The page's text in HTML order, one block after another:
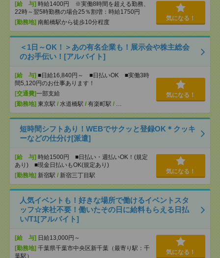
[給 与] 時給1400円 ※実働8時間を超える勤務、
22時～翌5時勤務の場合25％割増：時給1750円
[勤務地] 南船橋駅から徒歩10分程度
気になる！
＜1日～OK！＞あの有名企業も！展示会や株主総会
のお手伝い！[アルバイト]
[給 与] ■日給16,840円～ ■日払いOK ■実働3時
間5,120円のお仕事あります！
[交通費]一部支給
[勤務地] 東京駅 / 水道橋駅 / 有楽町駅 / …
気になる！
短時間シフトあり！WEBでサクッと登録OK＊クッキ
ーなどの仕分け[派遣]
[給 与] 時給1500円 ■日払い・週払いOK！(規定
あり) ■現金日払いもOK(規定あり)
[勤務地] 新宿駅 / 新宿三丁目駅
気になる！
人気イベントも！好きな場所で働けるイベントスタ
ッフ☆来社不要！働いたその日に給料もらえる日払
い/T1[アルバイト]
[給 与] 日給13,000円～
[勤務地] 千葉県千葉市中央区新千葉（最寄り駅：千
葉駅）
気になる！